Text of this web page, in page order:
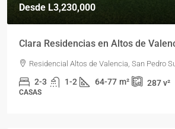
Desde L3,230,000
Clara Residencias en Altos de
Residencial Altos de Valencia, San Pedro
2-3 1-2 64-77 m² 287v²
CASAS